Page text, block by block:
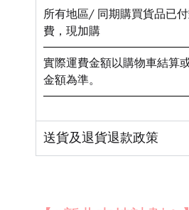
所有地區/ 同期購買貨品已
費，現加購
實際運費金額以購物車結算
金額為準。
送貨及退貨退款政策